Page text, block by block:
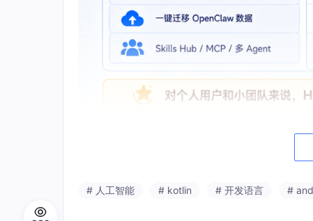
这个「越用越强」不是营销口号。它内置了一
能、后台 nudging 自我审视——三个子系统协
我的理解是：它就是一个
部署在你自己设备上
# 人工智能 # kotlin # 开发语言 #